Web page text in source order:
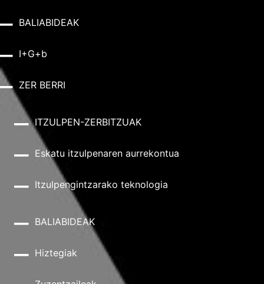
BALIABIDEAK
I+G+b
ZER BERRI
ITZULPEN-ZERBITZUAK
Eskatu itzulpenaren aurrekontua
Itzulpengintzarako teknologia
BALIABIDEAK
Hiztegiak